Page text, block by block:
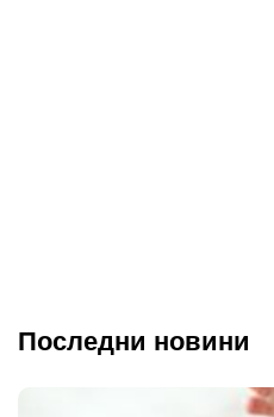
Последни новини